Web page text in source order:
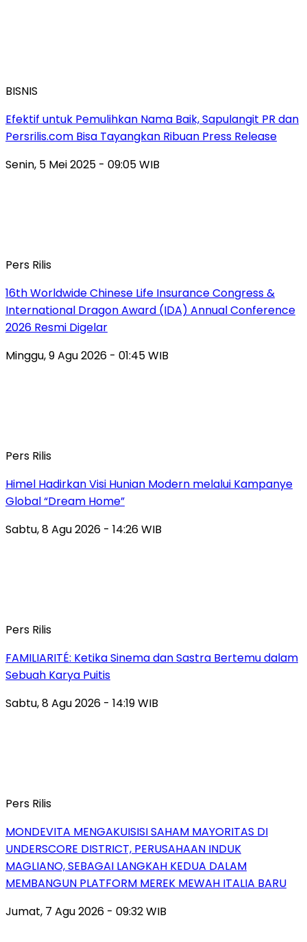
BISNIS
Efektif untuk Pemulihkan Nama Baik, Sapulangit PR dan
Persrilis.com Bisa Tayangkan Ribuan Press Release
Senin, 5 Mei 2025 - 09:05 WIB
Pers Rilis
16th Worldwide Chinese Life Insurance Congress &
International Dragon Award (IDA) Annual Conference
2026 Resmi Digelar
Minggu, 9 Agu 2026 - 01:45 WIB
Pers Rilis
Himel Hadirkan Visi Hunian Modern melalui Kampanye
Global “Dream Home”
Sabtu, 8 Agu 2026 - 14:26 WIB
Pers Rilis
FAMILIARITÉ: Ketika Sinema dan Sastra Bertemu dalam
Sebuah Karya Puitis
Sabtu, 8 Agu 2026 - 14:19 WIB
Pers Rilis
MONDEVITA MENGAKUISISI SAHAM MAYORITAS DI
UNDERSCORE DISTRICT, PERUSAHAAN INDUK
MAGLIANO, SEBAGAI LANGKAH KEDUA DALAM
MEMBANGUN PLATFORM MEREK MEWAH ITALIA BARU
Jumat, 7 Agu 2026 - 09:32 WIB